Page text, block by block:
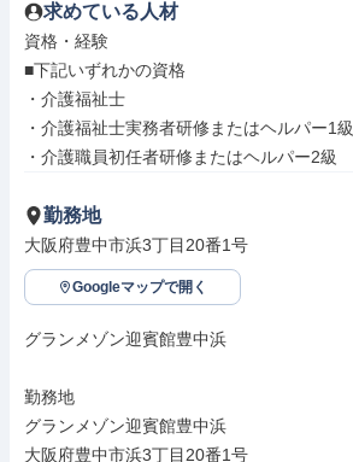
求めている人材
資格・経験
■下記いずれかの資格
・介護福祉士
・介護福祉士実務者研修またはヘルパー1級
・介護職員初任者研修またはヘルパー2級
勤務地
大阪府豊中市浜3丁目20番1号
Googleマップで開く
グランメゾン迎賓館豊中浜
勤務地
グランメゾン迎賓館豊中浜
大阪府豊中市浜3丁目20番1号